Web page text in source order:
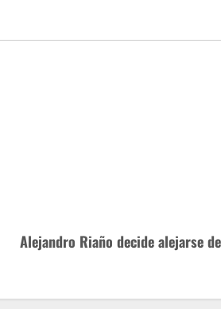
Alejandro Riaño decide alejarse